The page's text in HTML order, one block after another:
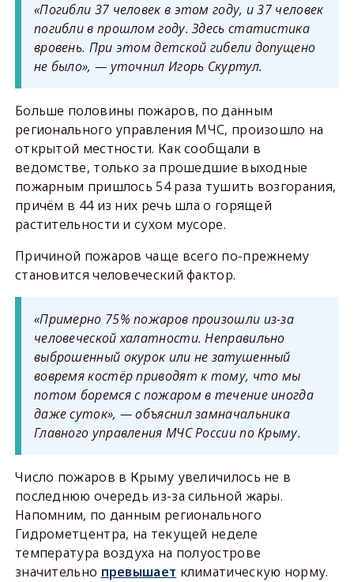
«Погибли 37 человек в этом году, и 37 человек
погибли в прошлом году. Здесь статистика
вровень. При этом детской гибели допущено
не было», — уточнил Игорь Скуртул.
Больше половины пожаров, по данным
регионального управления МЧС, произошло на
открытой местности. Как сообщали в
ведомстве, только за прошедшие выходные
пожарным пришлось 54 раза тушить возгорания,
причём в 44 из них речь шла о горящей
растительности и сухом мусоре.
Причиной пожаров чаще всего по-прежнему
становится человеческий фактор.
«Примерно 75% пожаров произошли из-за
человеческой халатности. Неправильно
выброшенный окурок или не затушенный
вовремя костёр приводят к тому, что мы
потом боремся c пожаром в течение иногда
даже суток», — объяснил замначальника
Главного управления МЧС России по Крыму.
Число пожаров в Крыму увеличилось не в
последнюю очередь из-за сильной жары.
Напомним, по данным регионального
Гидрометцентра, на текущей неделе
температура воздуха на полуострове
значительно превышает климатическую норму.